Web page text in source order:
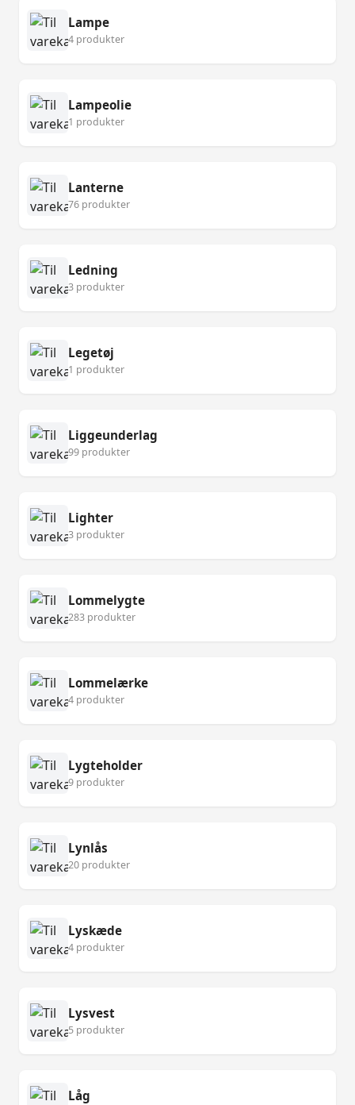
Lampe
4 produkter
Lampeolie
1 produkter
Lanterne
76 produkter
Ledning
3 produkter
Legetøj
1 produkter
Liggeunderlag
99 produkter
Lighter
3 produkter
Lommelygte
283 produkter
Lommelærke
4 produkter
Lygteholder
9 produkter
Lynlås
20 produkter
Lyskæde
4 produkter
Lysvest
5 produkter
Låg